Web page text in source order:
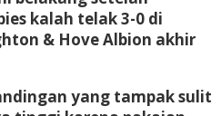
kalah telak 3-0 di
& Hove Albion akhir
yang tampak sulit